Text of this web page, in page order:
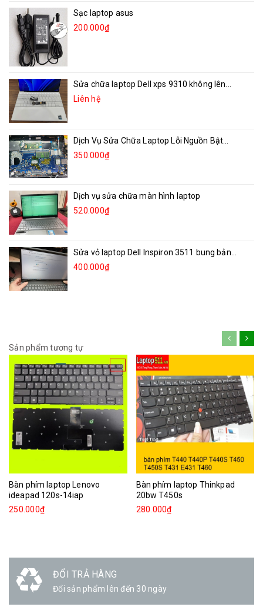
Sạc laptop asus
200.000₫
Sửa chữa laptop Dell xps 9310 không lên...
Liên hệ
Dịch Vụ Sửa Chữa Laptop Lỗi Nguồn Bật...
350.000₫
Dịch vụ sửa chữa màn hình laptop
520.000₫
Sửa vỏ laptop Dell Inspiron 3511 bung bản...
400.000₫
Sản phẩm tương tự
Bàn phím laptop Lenovo
ideapad 120s-14iap
250.000₫
Bàn phím laptop Thinkpad
20bw T450s
280.000₫
ĐỔI TRẢ HÀNG
Đổi sản phẩm lên đến 30 ngày